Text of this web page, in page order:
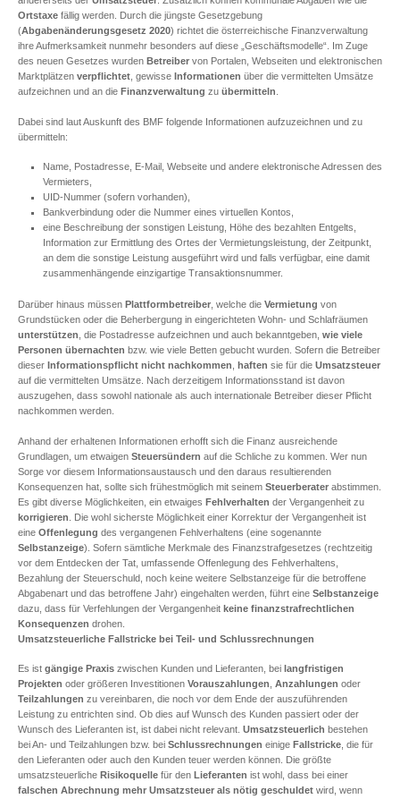
Ortstaxe fällig werden. Durch die jüngste Gesetzgebung
(Abgabenänderungsgesetz 2020) richtet die österreichische Finanzverwaltung
ihre Aufmerksamkeit nunmehr besonders auf diese „Geschäftsmodelle“. Im Zuge
des neuen Gesetzes wurden Betreiber von Portalen, Webseiten und elektronischen
Marktplätzen verpflichtet , gewisse Informationen über die vermittelten Umsätze
aufzeichnen und an die Finanzverwaltung zu übermitteln
Dabei sind laut Auskunft des BMF folgende Informationen aufzuzeichnen und zu
übermitteln:
Name, Postadresse, E-Mail, Webseite und andere elektronische Adressen des
Vermieters,
UID-Nummer (sofern vorhanden),
Bankverbindung oder die Nummer eines virtuellen Kontos,
eine Beschreibung der sonstigen Leistung, Höhe des bezahlten Entgelts,
Information zur Ermittlung des Ortes der Vermietungsleistung, der Zeitpunkt,
an dem die sonstige Leistung ausgeführt wird und falls verfügbar, eine damit
zusammenhängende einzigartige Transaktionsnummer.
Darüber hinaus müssen Plattformbetreiber , welche die Vermietung von
Grundstücken oder die Beherbergung in eingerichteten Wohn- und Schlafräumen
unterstützen , die Postadresse aufzeichnen und auch bekanntgeben, wie viele
Personen übernachten bzw. wie viele Betten gebucht wurden. Sofern die Betreiber
dieser Informationspflicht nicht nachkommen haften sie für die Umsatzsteuer
auf die vermittelten Umsätze. Nach derzeitigem Informationsstand ist davon
auszugehen, dass sowohl nationale als auch internationale Betreiber dieser Pflicht
nachkommen werden.
Anhand der erhaltenen Informationen erhofft sich die Finanz ausreichende
Grundlagen, um etwaigen Steuersündern auf die Schliche zu kommen. Wer nun
Sorge vor diesem Informationsaustausch und den daraus resultierenden
Konsequenzen hat, sollte sich frühestmöglich mit seinem Steuerberater abstimmen.
Es gibt diverse Möglichkeiten, ein etwaiges Fehlverhalten der Vergangenheit zu
korrigieren . Die wohl sicherste Möglichkeit einer Korrektur der Vergangenheit ist
eine Offenlegung des vergangenen Fehlverhaltens (eine sogenannte
Selbstanzeige). Sofern sämtliche Merkmale des Finanzstrafgesetzes (rechtzeitig
vor dem Entdecken der Tat, umfassende Offenlegung des Fehlverhaltens,
Bezahlung der Steuerschuld, noch keine weitere Selbstanzeige für die betroffene
Abgabenart und das betroffene Jahr) eingehalten werden, führt eine Selbstanzeige
dazu, dass für Verfehlungen der Vergangenheit keine finanzstrafrechtlichen
Konsequenzen drohen.
Umsatzsteuerliche Fallstricke bei Teil- und Schlussrechnungen
Es ist gängige Praxis zwischen Kunden und Lieferanten, bei langfristigen
Projekten oder größeren Investitionen Vorauszahlungen Anzahlungen oder
Teilzahlungen zu vereinbaren, die noch vor dem Ende der auszuführenden
Leistung zu entrichten sind. Ob dies auf Wunsch des Kunden passiert oder der
Wunsch des Lieferanten ist, ist dabei nicht relevant. Umsatzsteuerlich bestehen
bei An- und Teilzahlungen bzw. bei Schlussrechnungen einige Fallstricke , die für
den Lieferanten oder auch den Kunden teuer werden können. Die größte
umsatzsteuerliche Risikoquelle für den Lieferanten ist wohl, dass bei einer
falschen Abrechnung mehr Umsatzsteuer als nötig geschuldet wird, wenn